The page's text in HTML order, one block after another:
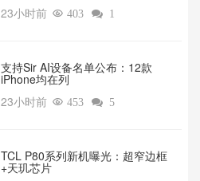
23小时前  403  1
支持Sir AI设备名单公布：12款
iPhone均在列
23小时前  453  5
TCL P80系列新机曝光：超窄边框
+天玑芯片